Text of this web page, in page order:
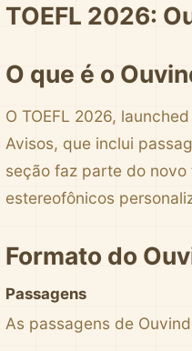
TOEFL 2026:
O que é o
O TOEFL 2026,
Avisos, que inclui
seção faz parte do
estereofônicos
Formato do
Passagens
As passagens de